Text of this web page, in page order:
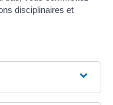
disciplinaires et